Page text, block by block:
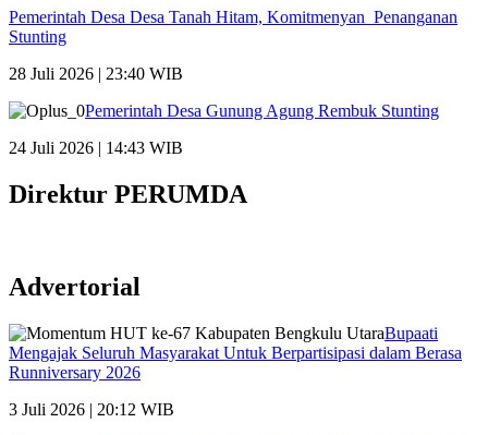
Pemerintah Desa Desa Tanah Hitam, Komitmenyan Penanganan
Stunting
28 Juli 2026 | 23:40 WIB
Pemerintah Desa Gunung Agung Rembuk Stunting
24 Juli 2026 | 14:43 WIB
Direktur PERUMDA
Advertorial
Bupaati
Mengajak Seluruh Masyarakat Untuk Berpartisipasi dalam Berasa
Runniversary 2026
3 Juli 2026 | 20:12 WIB